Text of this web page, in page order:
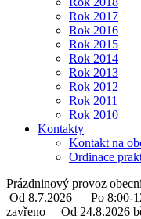
Rok 2017
Rok 2016
Rok 2015
Rok 2014
Rok 2013
Rok 2012
Rok 2011
Rok 2010
Kontakty
Kontakt na
Ordinace
Prázdninový provoz
Od 8.7.2026 Po 8:00-
zavřeno Od 24.8.2026